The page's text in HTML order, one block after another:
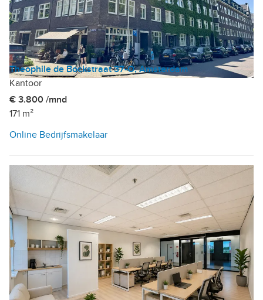
Theophile de Bockstraat 37-O, Amsterdam
Kantoor
€ 3.800 /mnd
171 m²
Online Bedrijfsmakelaar